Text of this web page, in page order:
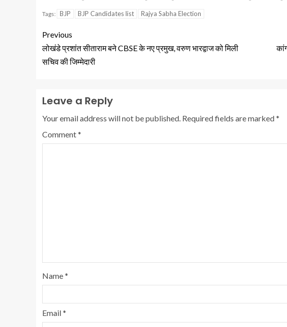
Tags: BJP BJP Candidates list Rajya Sabha Election
Previous
लोखंडे प्रशांत सीताराम बने CBSE के नए प्रमुख, वरुण भारद्वाज को मिली
सचिव की जिम्मेदारी
Leave a Reply
Your email address will not be published. Required fields are marked*
Comment*
Name*
Email*